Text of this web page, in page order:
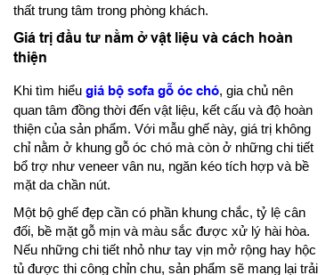
thất trung tâm trong phòng khách.
Giá trị đầu tư nằm ở vật liệu và cách hoàn
thiện
Khi tìm hiểu giá bộ sofa gỗ óc chó, gia chủ nên
quan tâm đồng thời đến vật liệu, kết cấu và độ hoàn
thiện của sản phẩm. Với mẫu ghế này, giá trị không
chỉ nằm ở khung gỗ óc chó mà còn ở những chi tiết
bổ trợ như veneer vân nu, ngăn kéo tích hợp và bề
mặt da chần nút.
Một bộ ghế đẹp cần có phần khung chắc, tỷ lệ cân
đối, bề mặt gỗ mịn và màu sắc được xử lý hài hòa.
Nếu những chi tiết nhỏ như tay vịn mở rộng hay hộc
tủ được thi công chỉn chu, sản phẩm sẽ mang lại trải